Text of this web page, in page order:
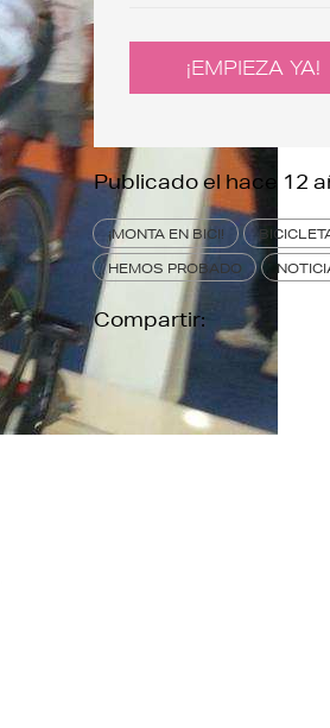
¡EMPIEZA YA!
Publicado el hace 12
¡MONTA EN BICI!
HEMOS PROBADO
Compartir: